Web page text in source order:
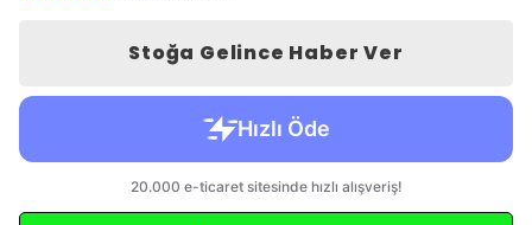
Stoğa Gelince Haber Ver